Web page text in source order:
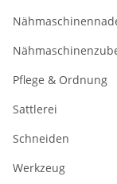
Pflege & Ordnung
Sattlerei
Schneiden
Werkzeug